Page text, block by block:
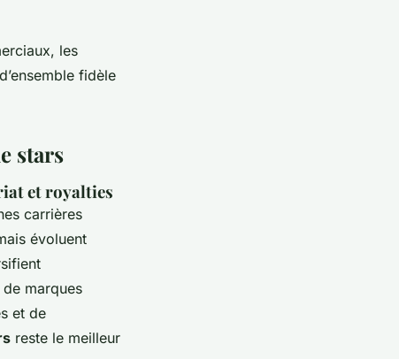
les
fidèle
stars
et royalties
carrières
évoluent
marques
et de
reste le meilleur